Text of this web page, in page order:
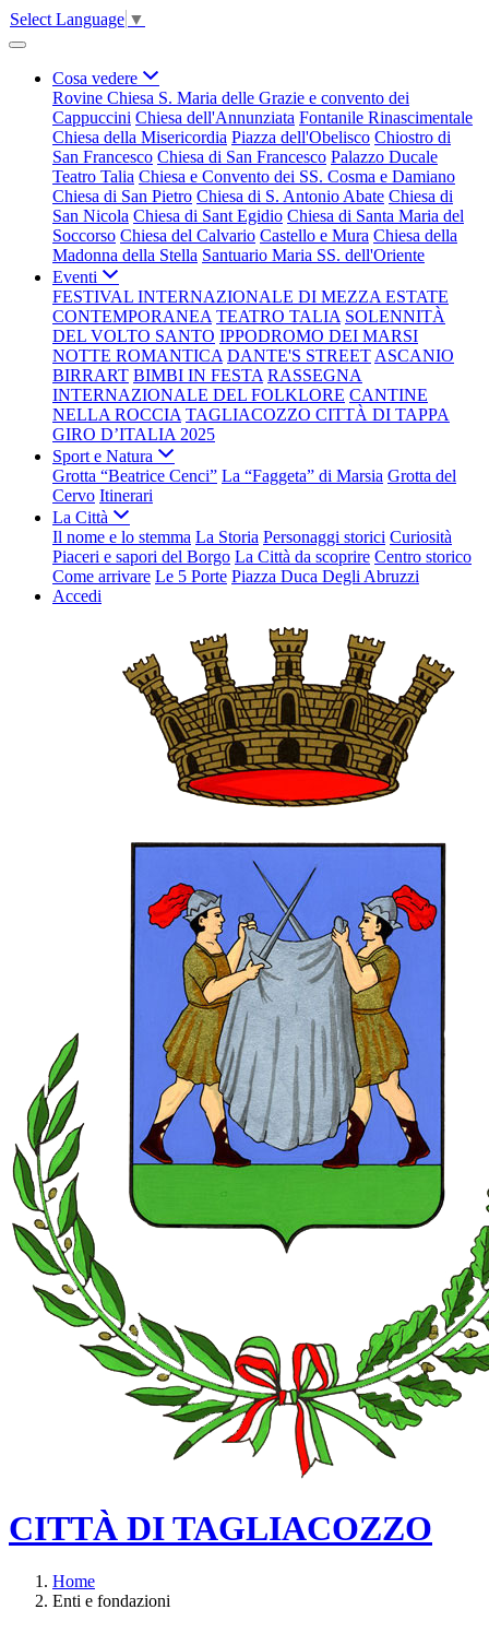
Select Language ▼
Cosa vedere
Rovine Chiesa S. Maria delle Grazie e convento dei
Cappuccini Chiesa dell'Annunziata Fontanile Rinascimentale
Chiesa della Misericordia Piazza dell'Obelisco Chiostro di
San Francesco Chiesa di San Francesco Palazzo Ducale
Teatro Talia Chiesa e Convento dei SS. Cosma e Damiano
Chiesa di San Pietro Chiesa di S. Antonio Abate Chiesa di
San Nicola Chiesa di Sant Egidio Chiesa di Santa Maria del
Soccorso Chiesa del Calvario Castello e Mura Chiesa della
Madonna della Stella Santuario Maria SS. dell'Oriente
Eventi
FESTIVAL INTERNAZIONALE DI MEZZA ESTATE
CONTEMPORANEA TEATRO TALIA SOLENNITÀ
DEL VOLTO SANTO IPPODROMO DEI MARSI
NOTTE ROMANTICA DANTE'S STREET ASCANIO
BIRRART BIMBI IN FESTA RASSEGNA
INTERNAZIONALE DEL FOLKLORE CANTINE
NELLA ROCCIA TAGLIACOZZO CITTÀ DI TAPPA
GIRO D’ITALIA 2025
Sport e Natura
Grotta “Beatrice Cenci” La “Faggeta” di Marsia Grotta del
Cervo Itinerari
La Città
Il nome e lo stemma La Storia Personaggi storici Curiosità
Piaceri e sapori del Borgo La Città da scoprire Centro storico
Come arrivare Le 5 Porte Piazza Duca Degli Abruzzi
Accedi
CITTÀ DI TAGLIACOZZO
Home
Enti e fondazioni